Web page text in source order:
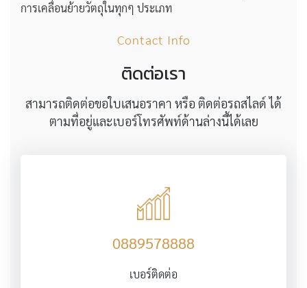
การเคลื่อนย้ายวัตถุในทุกๆ ประเภท
Contact Info
ติดต่อเรา
สามารถติดต่อขอใบเสนอราคา หรือ ติดต่อรถสไลด์ ได้
ตามที่อยู่และเบอร์โทรศัพท์ด้านล่างนี้ได้เลย
0889578888
เบอร์ติดต่อ